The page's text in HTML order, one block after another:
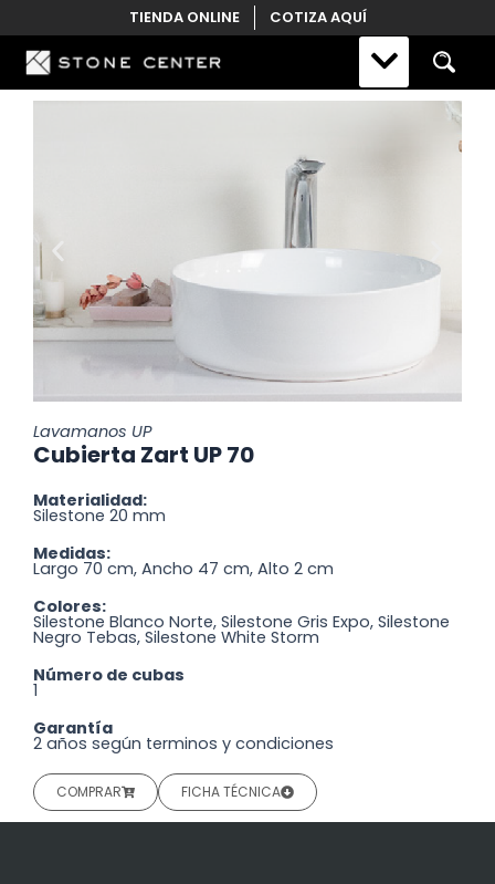
to
content
TIENDA ONLINE COTIZA AQUÍ
Lavamanos UP
Cubierta Zart UP 70
Materialidad:
Silestone 20 mm
Medidas:
Largo 70 cm, Ancho 47 cm, Alto 2 cm
Colores:
Silestone Blanco Norte, Silestone Gris Expo, Silestone
Negro Tebas, Silestone White Storm
Número de cubas
1
Garantía
2 años según terminos y condiciones
COMPRAR FICHA TÉCNICA